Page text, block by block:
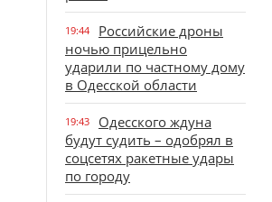
19:44
Российские дроны
ночью прицельно
ударили по частному дому
в Одесской области
19:43
Одесского ждуна
будут судить – одобрял в
соцсетях ракетные удары
по городу